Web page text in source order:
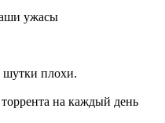
ужасы
плохи.
на каждый день